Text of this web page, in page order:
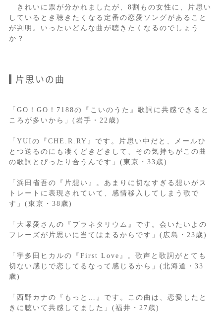
きれいに票が分かれましたが、8割もの女性に、片思い
しているとき聴きたくなる定番の恋愛ソングがあること
が判明。いったいどんな曲が聴きたくなるのでしょう
か？
片思いの曲
「GO！GO！7188の『こいのうた』歌詞に共感できると
ころが多いから」(岩手・22歳)
「YUIの『CHE.R.RY』です。片思い中だと、メールひ
とつ送るのにも凄くどきどきして、その気持ちがこの曲
の歌詞とぴったり合うんです」(東京・33歳)
「浜田省吾の『片想い』。あまりに切なすぎる想いがス
トレートに表現されていて、感情移入してしまう歌で
す」(東京・38歳)
「大塚愛さんの『プラネタリウム』です。会いたいよの
フレーズが片思いに当てはまるからです」(広島・23歳)
「宇多田ヒカルの『First Love』。歌声と歌詞がとても
切ない感じで恋してるなって感じるから」(北海道・33
歳)
「西野カナの『もっと…』です。この曲は、恋愛したと
きに聴いて共感してました」(福井・27歳)